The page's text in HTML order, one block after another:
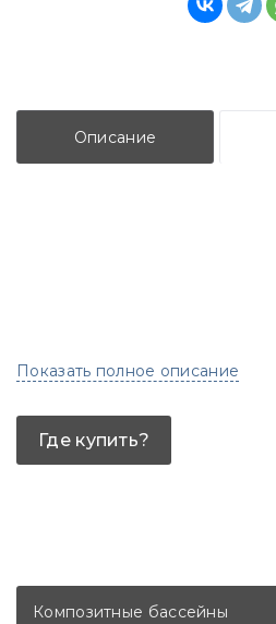
Композитные бассейны
Описание
Показать полное описание
Где купить?